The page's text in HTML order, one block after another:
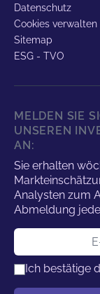
Datenschutz
Cookies verwalten
Sitemap
ESG - TVO
MELDEN SIE
UNSEREN
AN:
Sie erhalten
Analysten zum
Abmeldung
E-Mail-Adresse
Ich bestätige